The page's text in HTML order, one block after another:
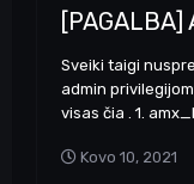
Sveiki taigi
admin
visas čia . 1.
Kovo 10, 2021